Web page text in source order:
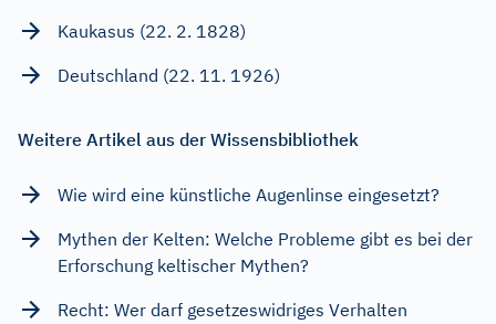
Kaukasus (22. 2. 1828)
Deutschland (22. 11. 1926)
Weitere Artikel aus der Wissensbibliothek
Wie wird eine künstliche Augenlinse eingesetzt?
Mythen der Kelten: Welche Probleme gibt es bei der
Erforschung keltischer Mythen?
Recht: Wer darf gesetzeswidriges Verhalten